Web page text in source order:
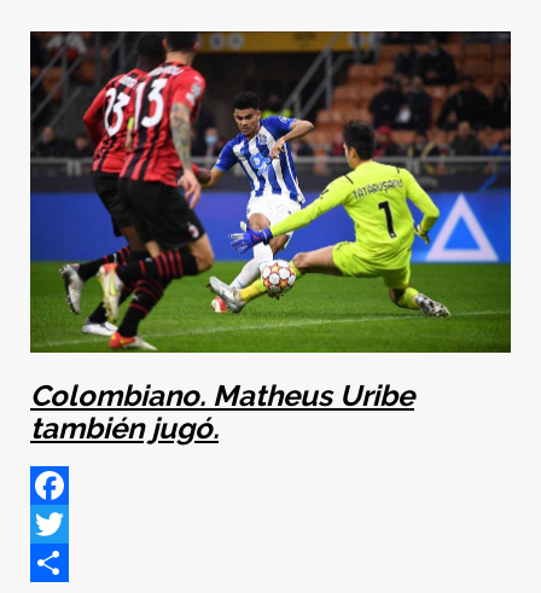
Colombiano. Matheus Uribe
también jugó.
Facebook
Twitter